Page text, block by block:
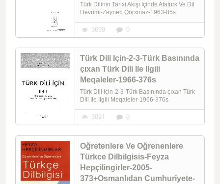
Türk Dilinin Tarixi Akışı Içinde Atatürk Ve Dil
Devrimi-Zeyneb Qorxmaz-1963-85s
3699 0
Türk Dili Için-2-3-Türk Basınında
çıxan Türk Dili Ile Ilgili
Meqaleler-1966-376s
Türk Dili Için-2-3-Türk Basınında çıxan Türk
Dili Ile Ilgili Meqaleler-1966-376s
3091 0
Oğretenlere Ve Oğrenenlere
Türkce Dilbilgisis-Feyza
Hepçilingirler-2005-
373+Osmanlıdan Cumhuriyete-